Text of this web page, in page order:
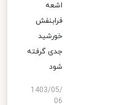
اشعه
فرابنفش
خورشید
جدی گرفته
شود
1403/05/
06